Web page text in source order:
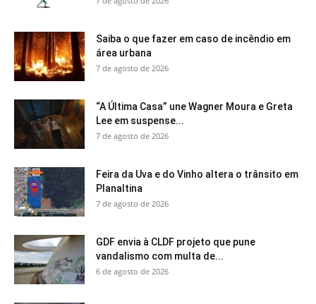
Saiba o que fazer em caso de incêndio em
área urbana
7 de agosto de 2026
“A Última Casa” une Wagner Moura e Greta
Lee em suspense...
7 de agosto de 2026
Feira da Uva e do Vinho altera o trânsito em
Planaltina
7 de agosto de 2026
GDF envia à CLDF projeto que pune
vandalismo com multa de...
6 de agosto de 2026